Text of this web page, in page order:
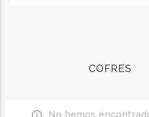
COFRES
No hemos